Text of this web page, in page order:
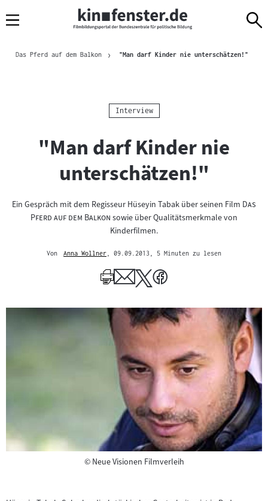
Navigation
zum
zur
Brotkrümelnavigation
Das Pferd auf dem Balkon "Man darf Kinder nie unterschätzen!"
Kategorie:
Interview
"Man darf Kinder nie
unterschätzen!"
Ein Gespräch mit dem Regisseur Hüseyin Tabak über seinen Film "Das
Pferd auf dem Balkon "sowie über Qualitätsmerkmale von
Kinderfilmen.
Von
Anna Wollner
Author
, 09.09.2013 , 5 Minuten zu lesen
©Copyright
Neue Visionen Filmverleih